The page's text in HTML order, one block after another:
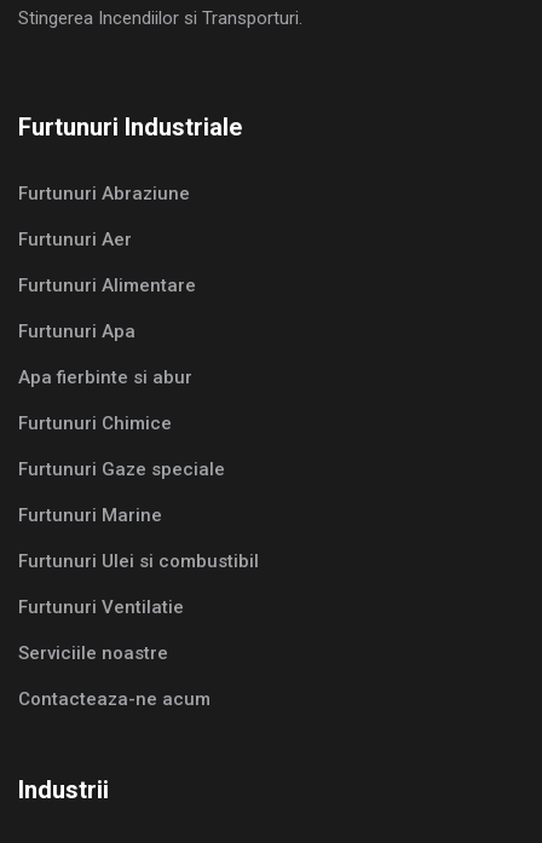
Stingerea Incendiilor si Transporturi.
Furtunuri Industriale
Furtunuri Abraziune
Furtunuri Aer
Furtunuri Alimentare
Furtunuri Apa
Apa fierbinte si abur
Furtunuri Chimice
Furtunuri Gaze speciale
Furtunuri Marine
Furtunuri Ulei si combustibil
Furtunuri Ventilatie
Serviciile noastre
Contacteaza-ne acum
Industrii